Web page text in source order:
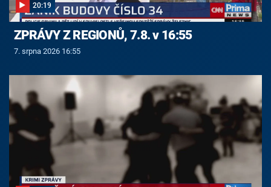
20:19
ZPRÁVY Z REGIONŮ, 7.8. v 16:55
7. srpna 2026 16:55